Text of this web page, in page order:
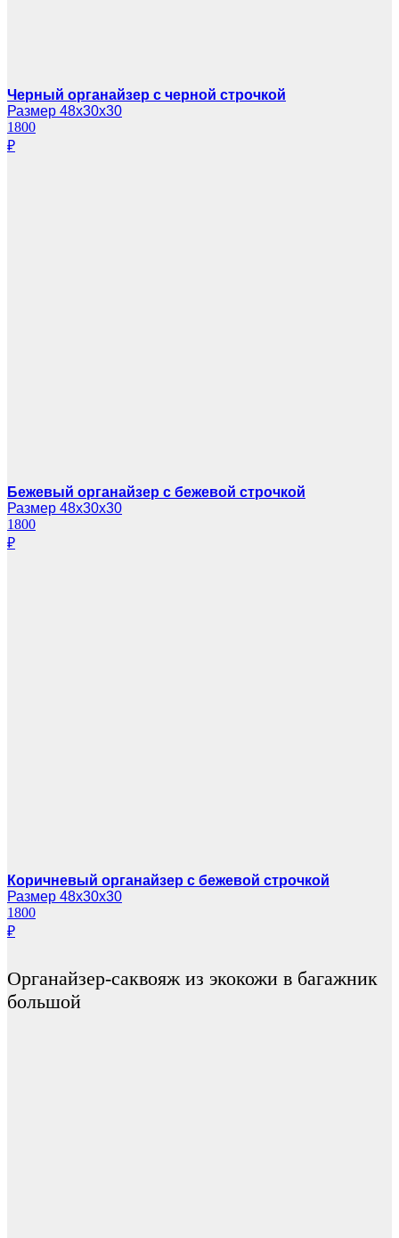
Черный органайзер с черной строчкой
Размер 48х30х30
1800
₽
Бежевый органайзер с бежевой строчкой
Размер 48х30х30
1800
₽
Коричневый органайзер с бежевой строчкой
Размер 48х30х30
1800
₽
Органайзер-саквояж из экокожи в багажник
большой